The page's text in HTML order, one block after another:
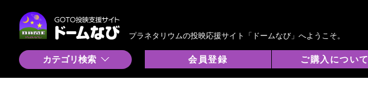
プラネタリウムの投映応援サイト「ドームなび」へようこそ。
カテゴリ検索 会員登録 ご購入について